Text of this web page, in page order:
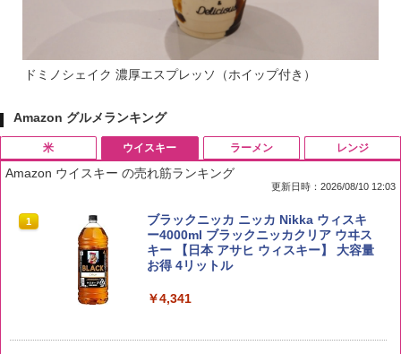
ドミノシェイク 濃厚エスプレッソ（ホイップ付き）
Amazon グルメランキング
米
1 by Amazon 国産ブレンド米 精米 5kg
￥2,650
ウイスキー
Amazon ウイスキー の売れ筋ランキング
更新日時：2026/08/10 12:03
1
ブラックニッカ ニッカ Nikka ウィスキ
ー4000ml ブラックニッカクリア ウヰス
キー 【日本 アサヒ ウィスキー】 大容量
お得 4リットル
￥4,341
ラーメン レンジ